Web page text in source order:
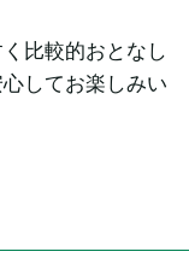
比較的おとなし
してお楽しみい